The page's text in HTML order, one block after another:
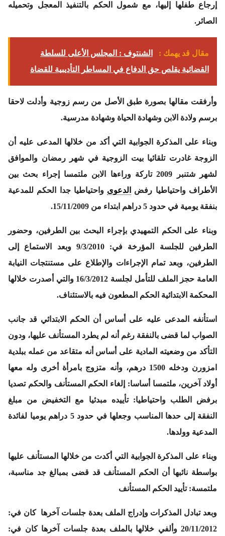
إرجاع طفلها إليها، مع شمول الحكم بالتنفيذ المعجل وتحميله
الصائر.
مقال قد يهمك :
الشنتوف : المجلس الأعلى للسلطة
القضائية يقلص حق الدفاع في المساطر التأديبية للقضاة
وأرفقت مقالها بصورة طبق الأصل من رسم زوجية وأدلت لاحقا
برسم ولادة الابن وشهادة الحياة وشهادة مدرسية.
وبناء على المذكرة الجوابية التي أكد من خلالها المدعى عليه أن
الزوجة غادرت تلقائيا بيت الزوجية في شهر رمضان والموافق
لشهر شتنبر 2009 تاركة وراءها الابن ملتمسا إجراء بحث بين
الأطراف واحتياطيا رفض
الدعوى واحتياطيا جدا الحكم للمدعية
بنفقة يومية في حدود 5 دراهم ابتداء من 15/11/2009.
وبناء على الحكم التمهيدي بإجراء البحث بين الطرفين، وحضور
الطرفين للجلسة المؤرخة في: 9/3/2010 وبعد الاستماع إلى
الطرفين، وبعد تمام الإجراءات والإطلاع على مستنتجات النيابة
العامة حجز الملف للتأمل لجلسة 16/3/2012 والتي أصدرت خلالها
المحكمة الابتدائية الحكم المطعون فيه بالاستئناف.
استأنفه المدعى عليه على أساس أن الحكم الابتدائي قد جانب
الصواب لما قضى بالنفقة رغم أنه لم يطرد المستأنف عليها، ودون
التأكد من وضعيته المادية على أساس أنه متقاعد من عمله ببلدية
امزورن ودخله 1500 درهم، وأنه متزوج بامرأة أخرى وله معها
أولاد آخرين، ملتمسا أساسا: إلغاء الحكم المستأنف والحكم تصديا
برفض الطلب واحتياطيا: تأييده مبدئيا مع التخفيض من مبلغ
النفقة إلى حدها المناسب وجعلها في حدود 5 دراهم يوميا لفائدة
المدعية وولدها.
وبناء على المذكرة الجوابية التي أكدت من خلالها المستأنف عليها
بواسطة نائبها أن الحكم المستأنف قد قضى بمبالغ جد مناسبة،
ملتمسة: تأييد الحكم المستأنف
وبعد تبادل المذكرات وإدراج الملف بعدة جلسات آخرها كان في:
20/11/2012 وألفي خلالها بالملف بعدة جلسات آخرها كان في: